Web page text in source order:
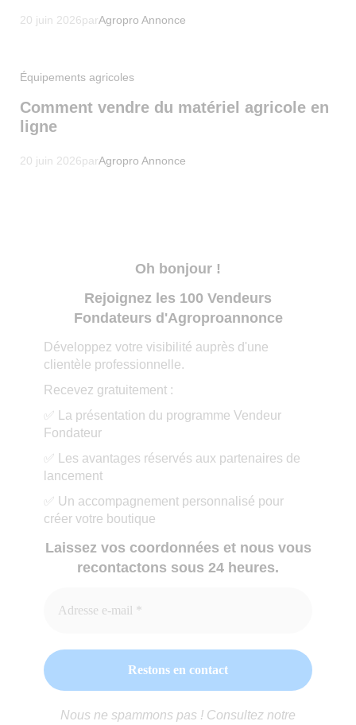
20 juin 2026parAgropro Annonce
Équipements agricoles
Comment vendre du matériel agricole en
ligne
20 juin 2026parAgropro Annonce
Oh bonjour !
Rejoignez les 100 Vendeurs
Fondateurs d'Agroproannonce
Développez votre visibilité auprès d'une
clientèle professionnelle.
Recevez gratuitement :
✅ La présentation du programme Vendeur
Fondateur
✅ Les avantages réservés aux partenaires de
lancement
✅ Un accompagnement personnalisé pour
créer votre boutique
Laissez vos coordonnées et nous vous
recontactons sous 24 heures.
Nous ne spammons pas ! Consultez notre